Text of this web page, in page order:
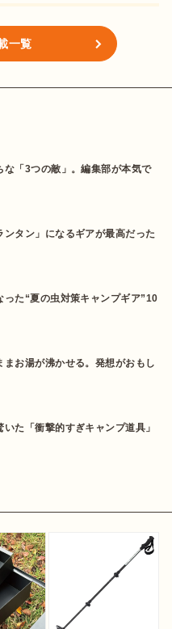
一覧
「3つの敵」。編集部が本気で
タン」になるギアが最高だった
た“夏の虫対策キャンプギア”10
お湯が沸かせる。発想がおもし
た「衝撃的すぎキャンプ道具」